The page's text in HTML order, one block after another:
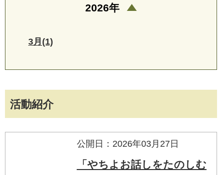
活動紹介
公開日：2026年03月27日
「やちよお話しをたのしむ
2026年
3月(1)